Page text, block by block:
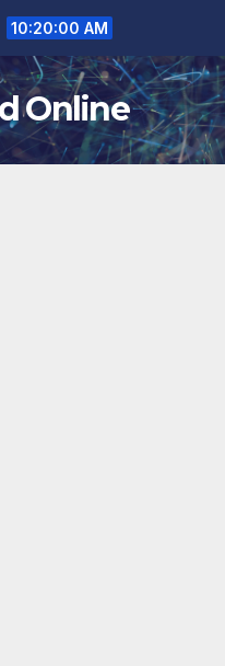
10:20:00 AM
Online